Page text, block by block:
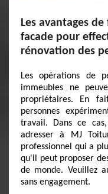
Les avantages
facade pour
rénovation des
Les opérations de
immeubles ne
propriétaires. En
personnes
travail. Dans ce
adresser à MJ
professionnel qui a
qu'il peut proposer
de monde. Veuillez
sans engagement.